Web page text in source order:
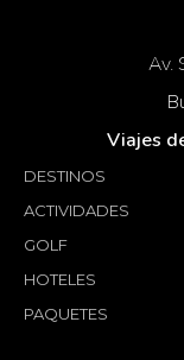
Av.
Viajes
DESTINOS
ACTIVIDADES
GOLF
HOTELES
PAQUETES